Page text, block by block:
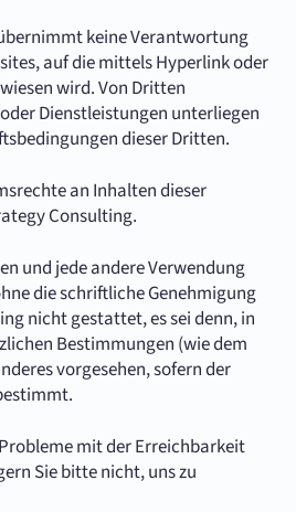
keine Verantwortung
auf die mittels Hyperlink oder
wird. Von Dritten
Dienstleistungen unterliegen
dieser Dritten.
an Inhalten dieser
Consulting.
und jede andere Verwendung
die schriftliche Genehmigung
nicht gestattet, es sei denn, in
Bestimmungen (wie dem
vorgesehen, sofern der
mit der Erreichbarkeit
Sie bitte nicht, uns zu